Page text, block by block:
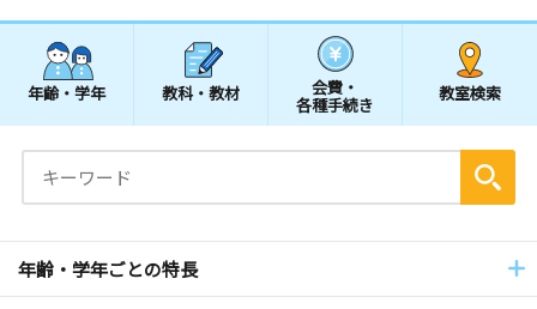
年齢・学年 教科・教材 会費・
各種手続き
教室検索
年齢・学年ごとの特長